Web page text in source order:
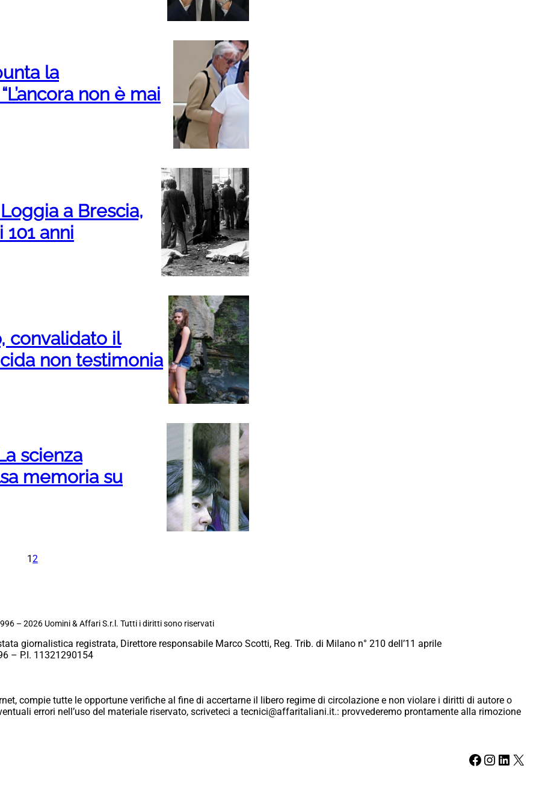
la
non è mai
a Brescia,
anni
convalidato il
non testimonia
scienza
memoria su
12
– 2026 Uomini & Affari S.r.l. Tutti i diritti sono riservati
giornalistica registrata, Direttore responsabile Marco Scotti, Reg. Trib. di Milano n° 210 dell’11 aprile
– P.I. 11321290154
compie tutte le opportune verifiche al fine di accertarne il libero regime di circolazione e non violare i diritti di autore o
errori nell’uso del materiale riservato, scriveteci a tecnici@affaritaliani.it.: provvederemo prontamente alla rimozione
Facebook Instagram LinkedIn X